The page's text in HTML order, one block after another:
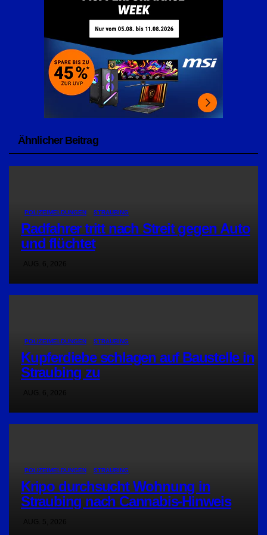
Ähnlicher Beitrag
POLIZEIMELDUNGEN STRAUBING
Radfahrer tritt nach Streit gegen Auto
und flüchtet
POLIZEIMELDUNGEN STRAUBING
Kupferdiebe schlagen auf Baustelle in
Straubing zu
POLIZEIMELDUNGEN STRAUBING
Kripo durchsucht Wohnung in
Straubing nach Cannabis-Hinweis